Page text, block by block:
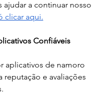
ajudar a continuar nosso
clicar aqui.
Confiáveis
aplicativos de namoro
reputação e avaliações